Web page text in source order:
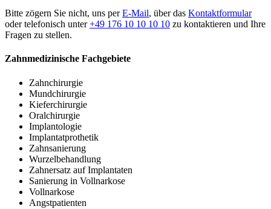
Bitte zögern Sie nicht, uns perE-Mail, über das Kontaktformular
oder telefonisch unter+49 176 10 10 10 10 zu kontaktieren und Ihre
Fragen zu stellen.
Zahnmedizinische Fachgebiete
Zahnchirurgie
Mundchirurgie
Kieferchirurgie
Oralchirurgie
Implantologie
Implantatprothetik
Zahnsanierung
Wurzelbehandlung
Zahnersatz auf Implantaten
Sanierung in Vollnarkose
Vollnarkose
Angstpatienten